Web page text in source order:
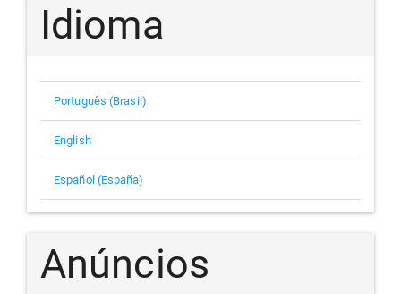
Idioma
Português (Brasil)
English
Español (España)
Anúncios